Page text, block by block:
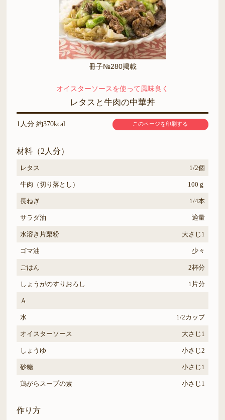
冊子№280掲載
オイスターソースを使って風味良く
レタスと牛肉の中華丼
1人分 約370kcal このページを印刷する
材料（2人分）
レタス 1/2個
牛肉（切り落とし） 100ｇ
長ねぎ 1/4本
サラダ油 適量
水溶き片栗粉 大さじ1
ゴマ油 少々
ごはん 2杯分
しょうがのすりおろし 1片分
Ａ
水 1/2カップ
オイスターソース 大さじ1
しょうゆ 小さじ2
砂糖 小さじ1
鶏がらスープの素 小さじ1
作り方